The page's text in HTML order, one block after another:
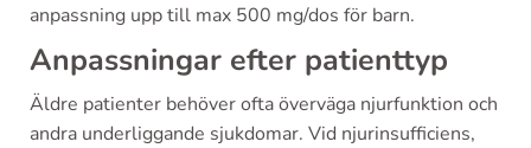
anpassning upp till max 500 mg/dos för barn.
Anpassningar efter patienttyp
Äldre patienter behöver ofta överväga njurfunktion och
andra underliggande sjukdomar. Vid njurinsufficiens,